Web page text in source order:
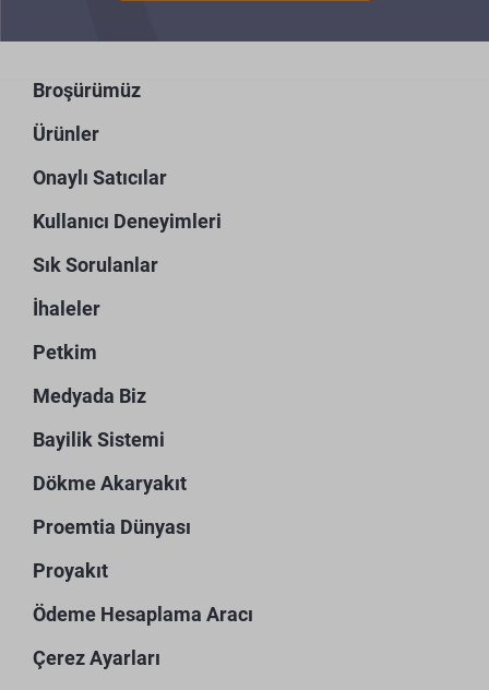
Broşürümüz
Ürünler
Onaylı Satıcılar
Kullanıcı Deneyimleri
Sık Sorulanlar
İhaleler
Petkim
Medyada Biz
Bayilik Sistemi
Dökme Akaryakıt
Proemtia Dünyası
Proyakıt
Ödeme Hesaplama Aracı
Çerez Ayarları